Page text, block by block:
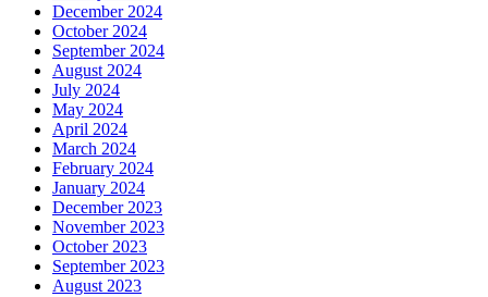
December 2024
October 2024
September 2024
August 2024
July 2024
May 2024
April 2024
March 2024
February 2024
January 2024
December 2023
November 2023
October 2023
September 2023
August 2023